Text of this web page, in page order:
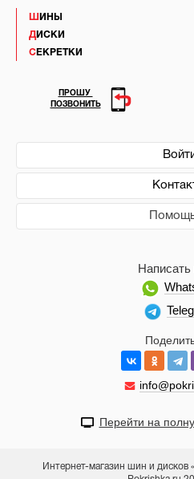
ШИНЫ
ДИСКИ
СЕКРЕТКИ
Написать
ПРОШУ
ПОЗВОНИТЬ
Перейти на
Интернет-магазин шин и